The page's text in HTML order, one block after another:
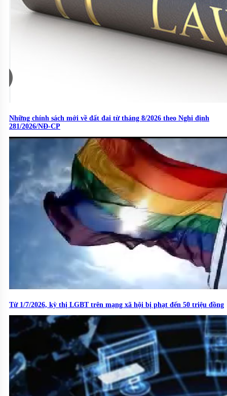
Những chính sách mới về đất đai từ tháng 8/2026 theo Nghị định
281/2026/NĐ-CP
Từ 1/7/2026, kỳ thị LGBT trên mạng xã hội bị phạt đến 50 triệu đồng